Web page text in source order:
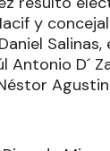
y
Salinas,
Antonio D´